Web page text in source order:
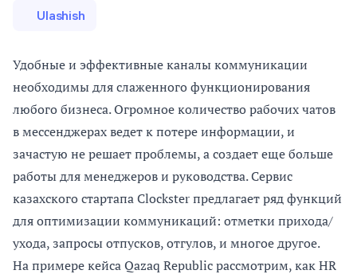
Ulashish
Удобные и эффективные каналы коммуникации
необходимы для слаженного функционирования
любого бизнеса. Огромное количество рабочих чатов
в мессенджерах ведет к потере информации, и
зачастую не решает проблемы, а создает еще больше
работы для менеджеров и руководства. Сервис
казахского стартапа Clockster предлагает ряд функций
для оптимизации коммуникаций: отметки прихода/
ухода, запросы отпусков, отгулов, и многое другое.
На примере кейсаQazaq Republicрассмотрим, как HR